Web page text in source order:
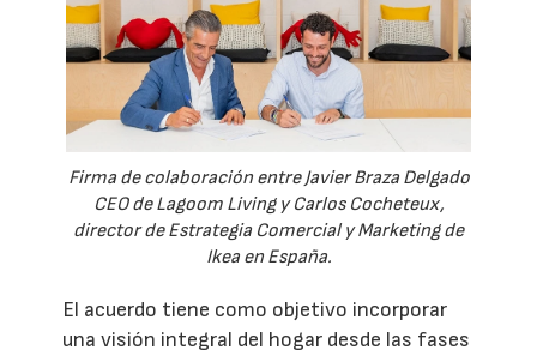
Firma de colaboración entre Javier Braza Delgado
CEO de Lagoom Living y Carlos Cocheteux,
director de Estrategia Comercial y Marketing de
Ikea en España.
El acuerdo tiene como objetivo incorporar
una visión integral del hogar desde las fases